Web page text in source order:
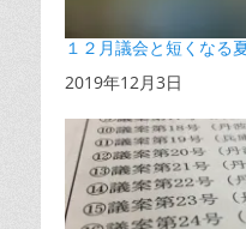
１２月議会と短くなる
日付
2019年12月3日